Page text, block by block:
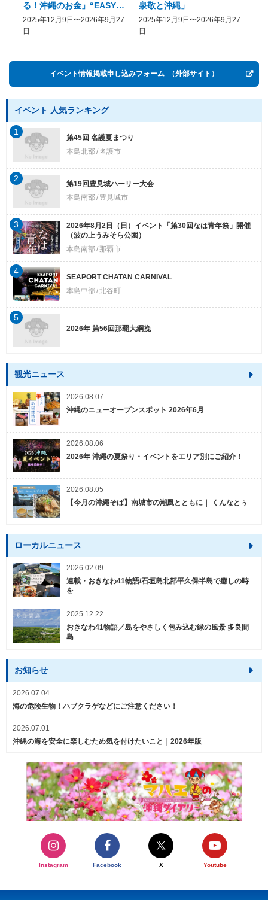
る！沖縄のお金」“EASY
COME, EASY GO － The
History of Money in
2025年12月9日〜2026年9月27
日
泉敬と沖縄」
2025年12月9日〜2026年9月27
日
イベント情報掲載申し込みフォーム （外部サイト）
イベント 人気ランキング
第45回 名護夏まつり
本島北部 名護市
1
第19回豊見城ハーリー大会
本島南部
豊見城市
2
2026年8月2日（日）イベント「第30回なは青年祭」開催
（波の上うみそら公園）
本島南部
那覇市
3
SEAPORT CHATAN CARNIVAL
本島中部 北谷町
4
2026年 第56回那覇大綱挽
5
観光ニュース
2026.08.07
沖縄のニューオープンスポット 2026年6月
2026.08.06
2026年 沖縄の夏祭り・イベントをエリア別にご紹介！
2026.08.05
【今月の沖縄そば】南城市の潮風とともに｜ くんなとぅ
ローカルニュース
2026.02.09
連載・おきなわ41物語/石垣島北部平久保半島で癒しの時
を
2025.12.22
おきなわ41物語／島をやさしく包み込む緑の風景 多良間
島
お知らせ
2026.07.04
海の危険生物！ハブクラゲなどにご注意ください！
2026.07.01
沖縄の海を安全に楽しむため気を付けたいこと｜2026年版
Instagram Facebook X Youtube